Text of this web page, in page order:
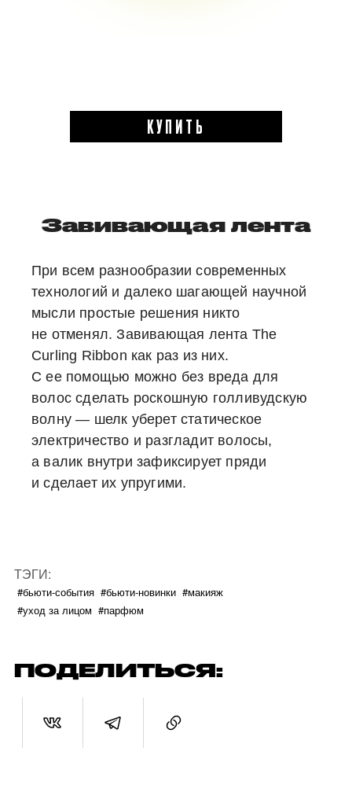
КУПИТЬ
Завивающая лента
При всем разнообразии современных
технологий и далеко шагающей научной
мысли простые решения никто
не отменял. Завивающая лента The
Curling Ribbon как раз из них.
С ее помощью можно без вреда для
волос сделать роскошную голливудскую
волну — шелк уберет статическое
электричество и разгладит волосы,
а валик внутри зафиксирует пряди
и сделает их упругими.
ТЭГИ:
#бьюти-события #бьюти-новинки #макияж
#уход за лицом #парфюм
ПОДЕЛИТЬСЯ: